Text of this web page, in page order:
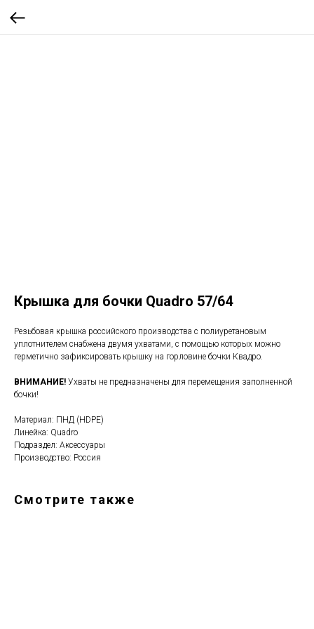
Крышка для бочки Quadro 57/64
Резьбовая крышка российского производства с полиуретановым
уплотнителем снабжена двумя ухватами, с помощью которых можно
герметично зафиксировать крышку на горловине бочки Квадро.
ВНИМАНИЕ! Ухваты не предназначены для перемещения заполненной
бочки!
Материал: ПНД (HDPE)
Линейка: Quadro
Подраздел: Аксессуары
Производство: Россия
Смотрите также